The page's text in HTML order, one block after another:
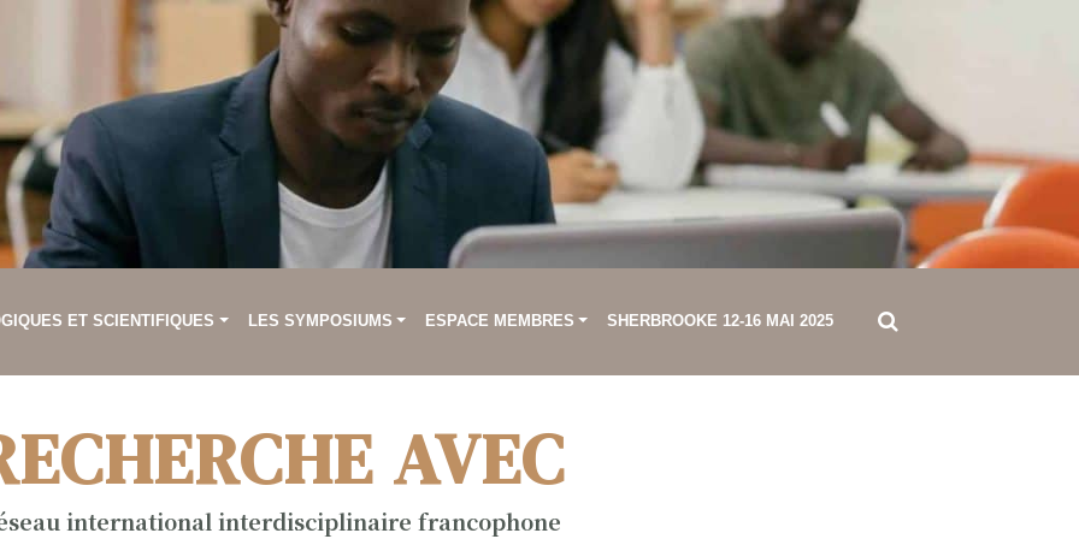
ET SCIENTIFIQUES LES SYMPOSIUMS ESPACE MEMBRES SHERBROOKE 12-16 MAI 2025
AVEC
international interdisciplinaire francophone